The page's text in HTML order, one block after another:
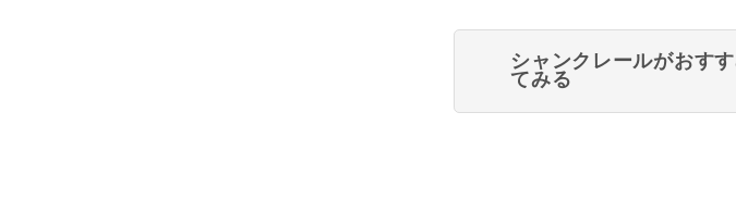
シャンクレールがおす
てみる